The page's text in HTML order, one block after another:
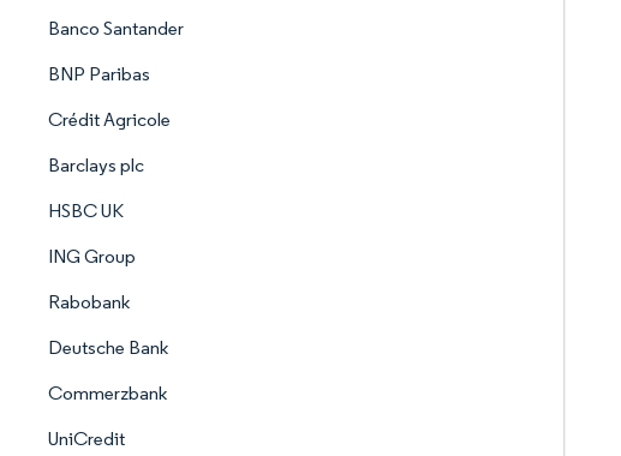
Banco Santander
BNP Paribas
Crédit Agricole
Barclays plc
HSBC UK
ING Group
Rabobank
Deutsche Bank
Commerzbank
UniCredit